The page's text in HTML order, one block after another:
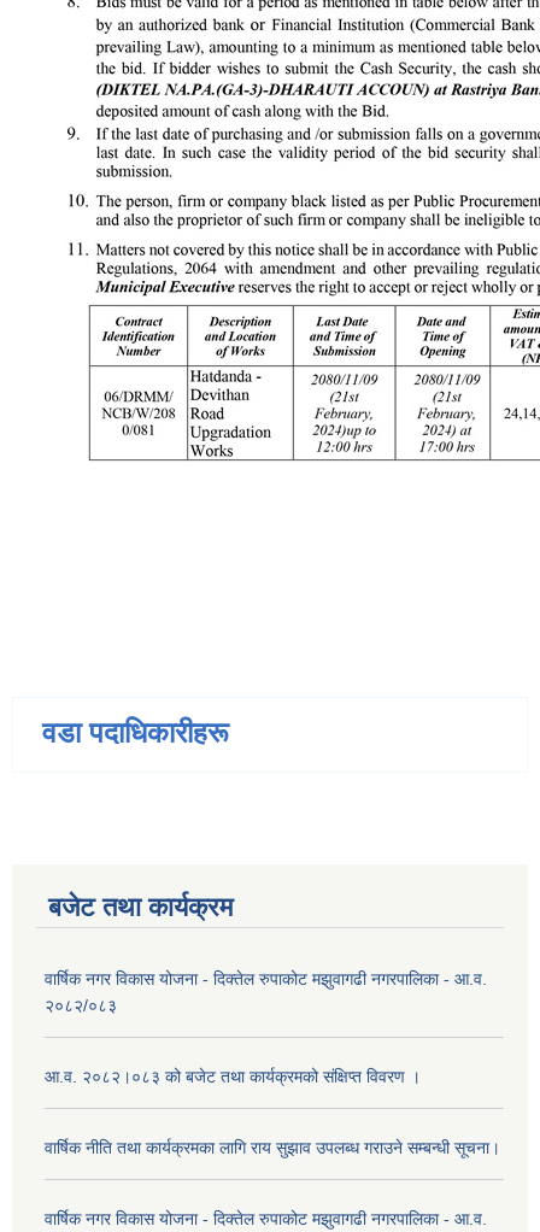
वडा पदाधिकारीहरू
बजेट तथा कार्यक्रम
वार्षिक नगर विकास योजना - दिक्तेल रुपाकोट मझुवागढी नगरपालिका - आ.व.
२०८२/०८३
आ.व. २०८२।०८३ को बजेट तथा कार्यक्रमको संक्षिप्त विवरण ।
वार्षिक नीति तथा कार्यक्रमका लागि राय सुझाव उपलब्ध गराउने सम्बन्धी सूचना।
वार्षिक नगर विकास योजना - दिक्तेल रुपाकोट मझुवागढी नगरपालिका - आ.व.